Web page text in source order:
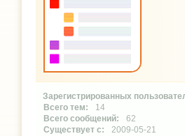
14
62
2009-05-21